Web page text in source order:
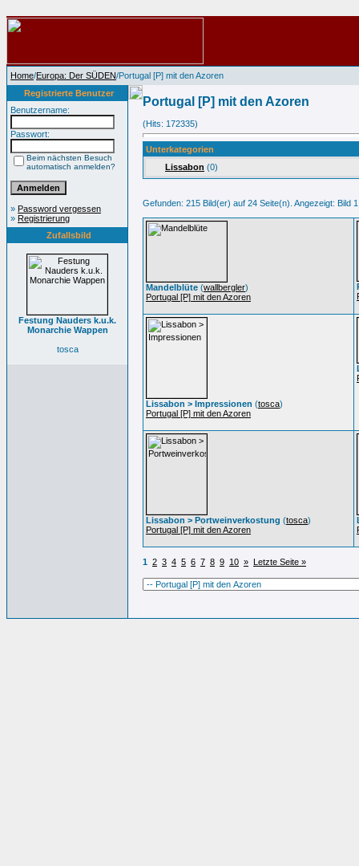
Home/Europa: Der SÜDEN/Portugal [P] mit den Azoren
Registrierte Benutzer
Benutzername:
Passwort:
Beim nächsten Besuch
automatisch anmelden?
» Password vergessen
» Registrierung
Zufallsbild
Festung Nauders k.u.k.
Monarchie Wappen
tosca
Portugal [P] mit den Azoren
(Hits: 172335)
Unterkategorien
Lissabon (0)
Gefunden: 215 Bild(er) auf 24 Seite(n). Angezeigt: Bild
Mandelblüte (wallbergler)
Portugal [P] mit den Azoren
Lissabon > Impressionen (tosca)
Portugal [P] mit den Azoren
Lissabon > Portweinverkostung (tosca)
Portugal [P] mit den Azoren
1 2 3 4 5 6 7 8 9 10 » Letzte Seite »